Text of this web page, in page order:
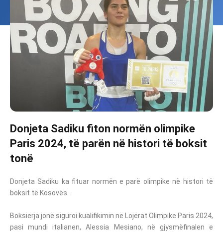
Donjeta Sadiku fiton normën olimpike
Paris 2024, të parën në histori të boksit
tonë
Donjeta Sadiku ka fituar normën e parë olimpike në histori të
boksit të Kosovës.
Boksierja jonë siguroi kualifikimin në Lojërat Olimpike Paris 2024,
pasi mundi italianen, Alessia Mesiano, në gjysmëfinalen e